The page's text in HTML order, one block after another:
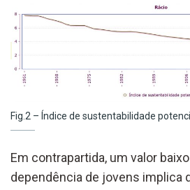
Fig.2 – Índice de sustentabilidade
Em contrapartida, um valor
dependência de jovens implica